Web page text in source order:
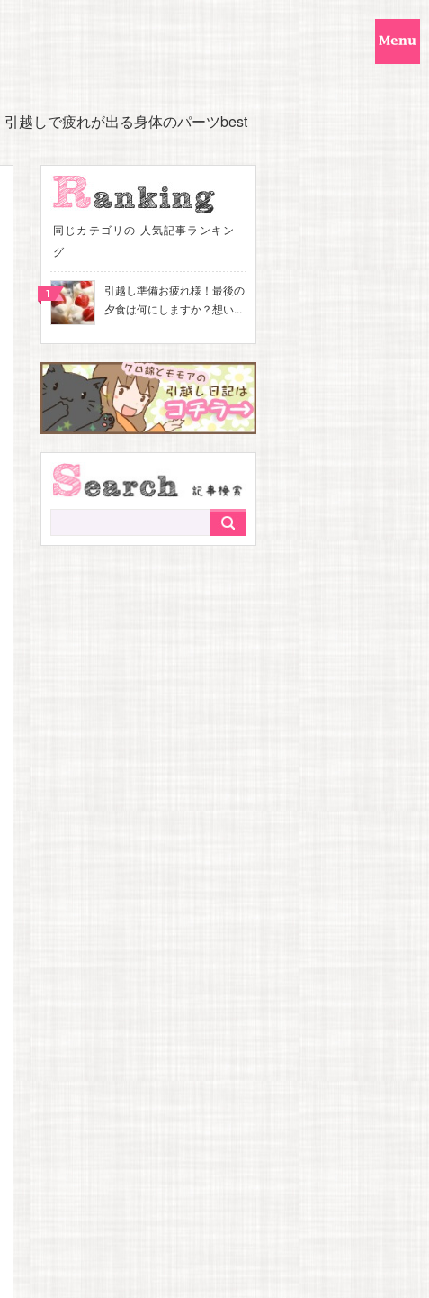
引越しで疲れが出る身体のパーツbest
同じカテゴリの 人気記事ランキン
グ
引越し準備お疲れ様！最後の
夕食は何にしますか？想い...